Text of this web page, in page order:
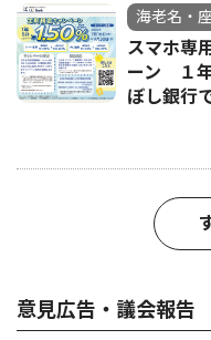
海老名・
スマホ専
ーン １
ぼし銀行
意見広告・議会報告